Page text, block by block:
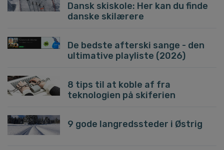
Dansk skiskole: Her kan du finde
danske skilærere
De bedste afterski sange - den
ultimative playliste (2026)
8 tips til at koble af fra
teknologien på skiferien
9 gode langredssteder i Østrig